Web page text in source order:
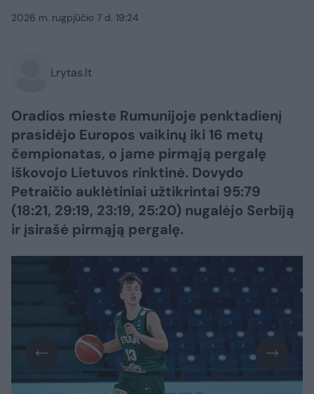
2026 m. rugpjūčio 7 d. 19:24
Lrytas.lt
Oradios mieste Rumunijoje penktadienį
prasidėjo Europos vaikinų iki 16 metų
čempionatas, o jame pirmąją pergalę
iškovojo Lietuvos rinktinė. Dovydo
Petraičio auklėtiniai užtikrintai 95:79
(18:21, 29:19, 23:19, 25:20) nugalėjo Serbiją
ir įsirašė pirmąją pergalę.